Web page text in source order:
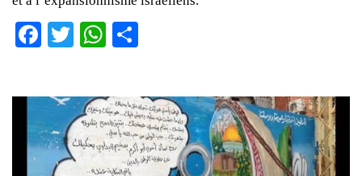
Facebook
TwitterWhatsApp